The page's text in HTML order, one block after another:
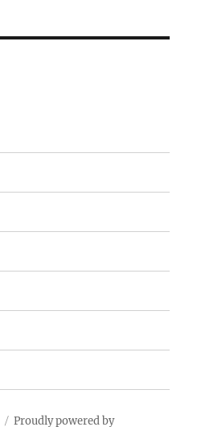
Proudly powered by